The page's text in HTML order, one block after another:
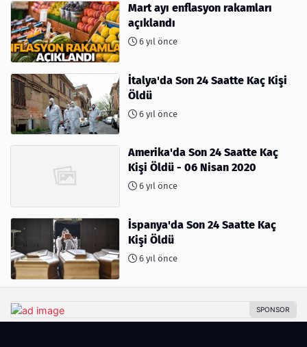
Mart ayı enflasyon rakamları
açıklandı
6 yıl önce
İtalya'da Son 24 Saatte Kaç Kişi
Öldü
6 yıl önce
Amerika'da Son 24 Saatte Kaç
Kişi Öldü - 06 Nisan 2020
6 yıl önce
İspanya'da Son 24 Saatte Kaç
Kişi Öldü
6 yıl önce